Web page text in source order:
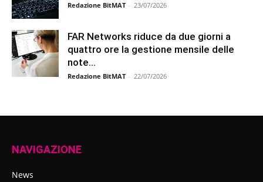
Redazione BitMAT - 23/07/2026
FAR Networks riduce da due giorni a
quattro ore la gestione mensile delle
note...
Redazione BitMAT - 22/07/2026
NAVIGAZIONE
News